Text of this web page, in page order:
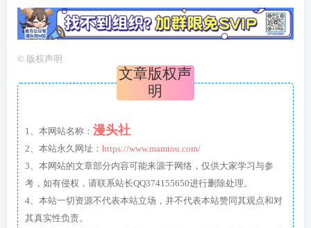
© 版权声明
文章版权声
明
1、本网站名称： 漫头社
2、本站永久网址： https://www.mamtou.com/
3、本网站的文章部分内容可能来源于网络，仅供大家学习与参
考，如有侵权，请联系站长QQ374155650进行删除处理。
4、本站一切资源不代表本站立场，并不代表本站赞同其观点和对
其真实性负责。